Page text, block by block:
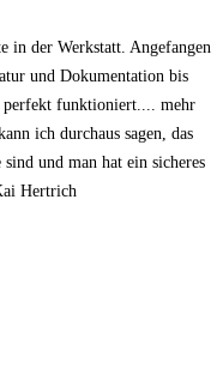
in der Werkstatt. Angefangen
und Dokumentation bis
funktioniert.
... mehr
ich durchaus sagen, das
und man hat ein sicheres
Hertrich